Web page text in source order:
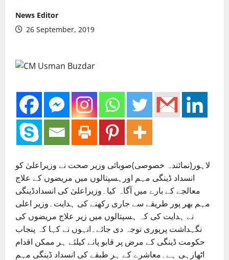
News Editor
26 September, 2019
لاہور(نمائندہ خصوصی)صوبائی وزیر صحت نے وزیراعلیٰ کو
انسداد ڈینگی مہم اورہسپتالوں میں مریضوں کے علاج
معالجے کے بارے میں آگاہ کیا۔وزیراعلیٰ کی انسدادڈینگی
مہم بھر پور طریقے سے جاری رکھنے کی ہدایت۔وزیر اعلی
نے ہدایت کی کہ ہسپتالوں میں زیر علاج مریضوں کی
نگہداشت پرپوری توجہ دی جائے۔انہوں نے کہا کہ پنجاب
حکومت ڈینگی کے مرض پر قابو پانے کیلئے ہر ممکن اقدام
اٹھارہی ہے۔معاشرے کے ہر طبقے کی انسداد ڈینگی مہم